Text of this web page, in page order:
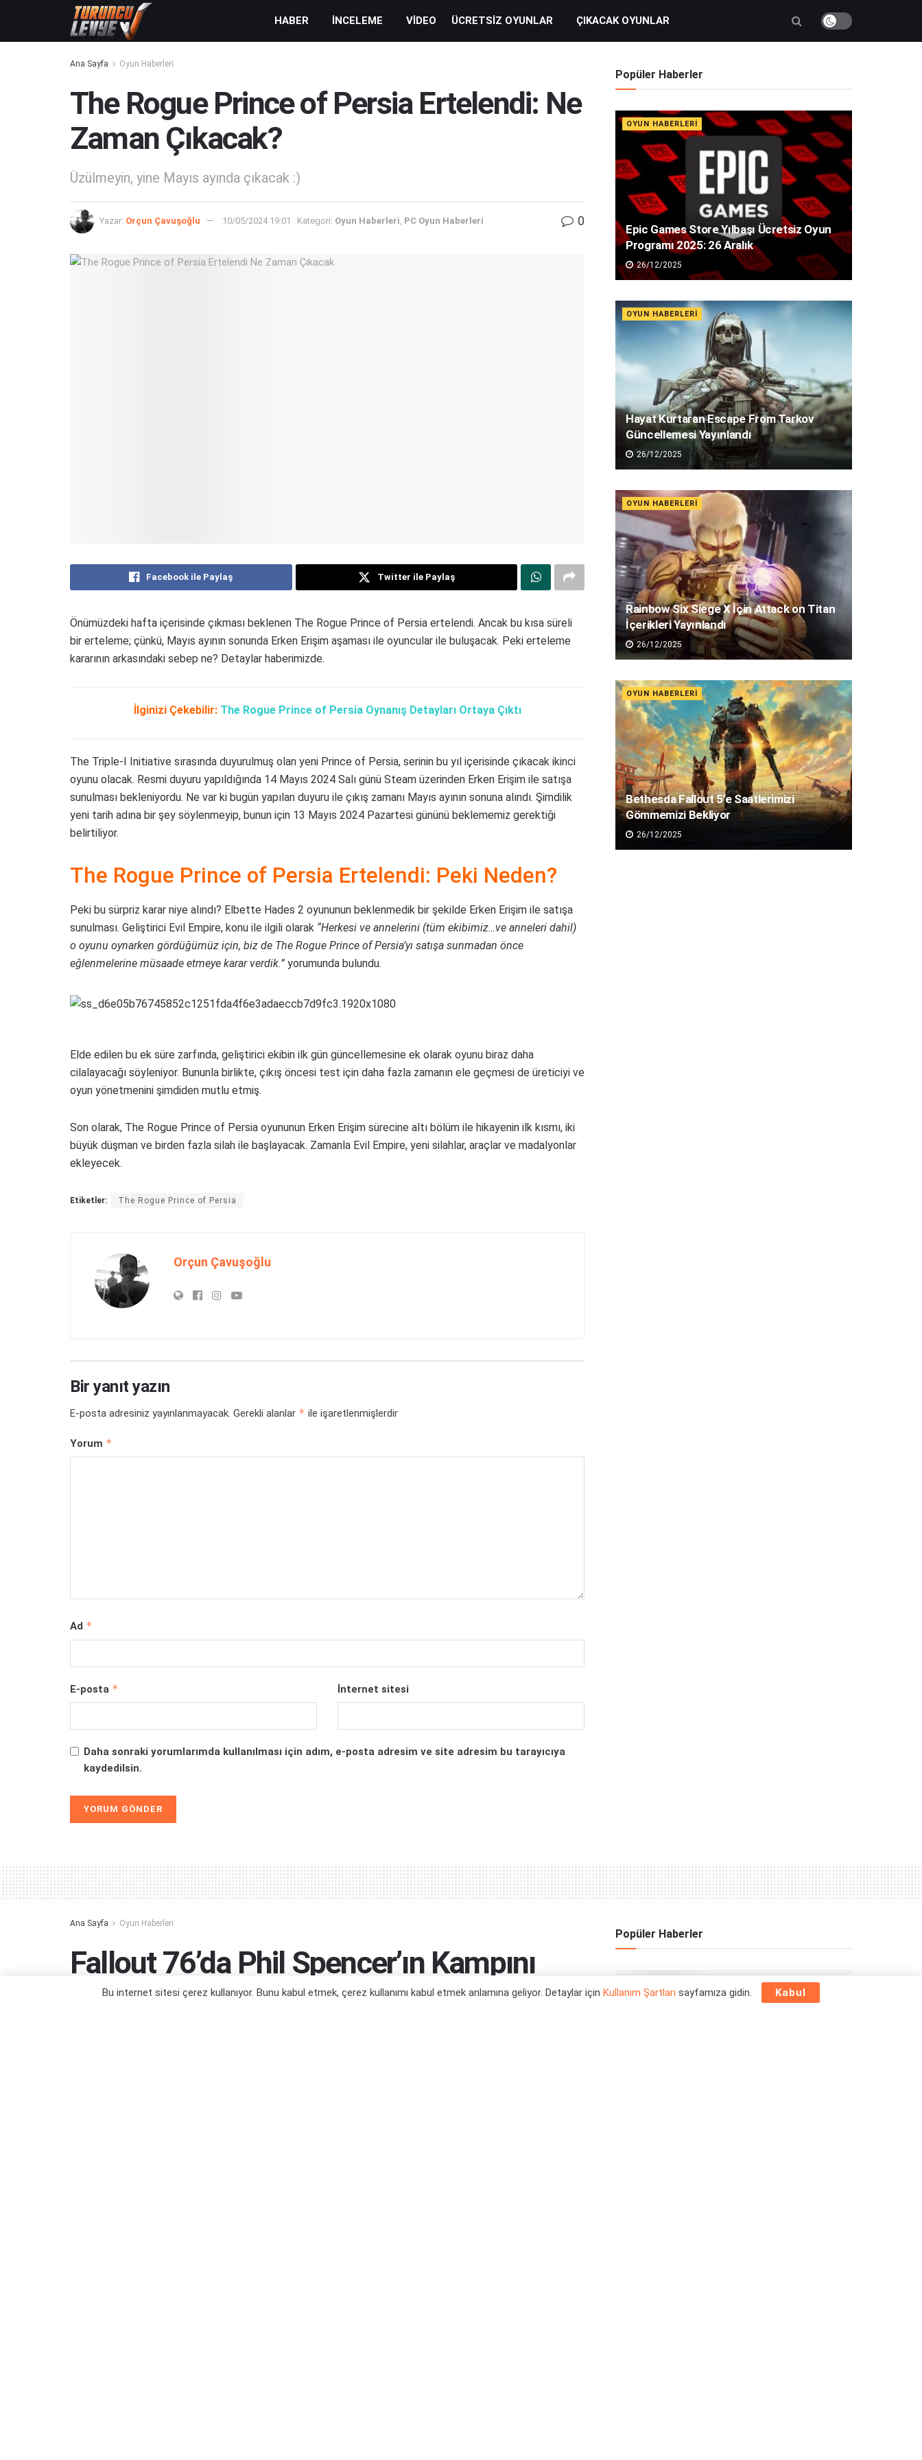
HABER İNCELEME VIDEO ÜCRETSIZ OYUNLAR ÇIKACAK OYUNLAR
Ana Sayfa Oyun Haberleri
The Rogue Prince of Persia Ertelendi: Ne
Zaman Çıkacak?
Üzülmeyin, yine Mayıs ayında çıkacak :)
Yazar: Orçun Çavuşoğlu 10/05/2024 19:01 Kategori: Oyun Haberleri PC Oyun Haberleri 0
Facebook ile Paylaş Twitter ile Paylaş
Önümüzdeki hafta içerisinde çıkması beklenen The Rogue Prince of Persia ertelendi. Ancak bu kısa süreli
bir erteleme; çünkü, Mayıs ayının sonunda Erken Erişim aşaması ile oyuncular ile buluşacak. Peki erteleme
kararının arkasındaki sebep ne? Detaylar haberimizde.
İlginizi Çekebilir: The Rogue Prince of Persia Oynanış Detayları Ortaya Çıktı
The Triple-I Initiative sırasında duyurulmuş olan yeni Prince of Persia, serinin bu yıl içerisinde çıkacak ikinci
oyunu olacak. Resmi duyuru yapıldığında 14 Mayıs 2024 Salı günü Steam üzerinden Erken Erişim ile satışa
sunulması bekleniyordu. Ne var ki bugün yapılan duyuru ile çıkış zamanı Mayıs ayının sonuna alındı. Şimdilik
yeni tarih adına bir şey söylenmeyip, bunun için 13 Mayıs 2024 Pazartesi gününü beklememiz gerektiği
belirtiliyor.
The Rogue Prince of Persia Ertelendi: Peki Neden?
Peki bu sürpriz karar niye alındı? Elbette Hades 2 oyununun beklenmedik bir şekilde Erken Erişim ile satışa
sunulması. Geliştirici Evil Empire, konu ile ilgili olarak “Herkesi ve annelerini (tüm ekibimiz…ve anneleri dahil)
o oyunu oynarken gördüğümüz için, biz de The Rogue Prince of Persia’yı satışa sunmadan önce
eğlenmelerine müsaade etmeye karar verdik.” yorumunda bulundu.
Elde edilen bu ek süre zarfında, geliştirici ekibin ilk gün güncellemesine ek olarak oyunu biraz daha
cilalayacağı söyleniyor. Bununla birlikte, çıkış öncesi test için daha fazla zamanın ele geçmesi de üreticiyi ve
oyun yönetmenini şimdiden mutlu etmiş.
Son olarak, The Rogue Prince of Persia oyununun Erken Erişim sürecine altı bölüm ile hikayenin ilk kısmı, iki
büyük düşman ve birden fazla silah ile başlayacak. Zamanla Evil Empire, yeni silahlar, araçlar ve madalyonlar
ekleyecek.
Etiketler: The Rogue Prince of Persia
Orçun Çavuşoğlu
Bir yanıt yazın
E-posta adresiniz yayınlanmayacak. Gerekli alanlar * ile işaretlenmişlerdir
Yorum *
Ad *
E-posta * İnternet sitesi
Daha sonraki yorumlarımda kullanılması için adım, e-posta adresim ve site adresim bu tarayıcıya
kaydedilsin.
Popüler Haberler
OYUN HABERLERI
Epic Games Store Yılbaşı Ücretsiz Oyun
Programı 2025: 26 Aralık
26/12/2025
OYUN HABERLERI
Hayat Kurtaran Escape From Tarkov
Güncellemesi Yayınlandı
26/12/2025
OYUN HABERLERI
Rainbow Six Siege X İçin Attack on Titan
İçerikleri Yayınlandı
26/12/2025
OYUN HABERLERI
Bethesda Fallout 5’e Saatlerimizi
Gömmemizi Bekliyor
26/12/2025
Ana Sayfa Oyun Haberleri
Fallout 76’da Phil Spencer’ın Kampını
Bombalayan Kullanıcı Konuştu
Popüler Haberler
Bu internet sitesi çerez kullanıyor. Bunu kabul etmek, çerez kullanımı kabul etmek anlamına geliyor. Detaylar için Kullanım Şartları sayfamıza gidin. Kabul